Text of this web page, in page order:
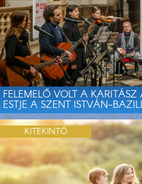
FELEMELŐ VOLT A
ESTJE A SZENT ISTVÁN-
KITEKINTŐ